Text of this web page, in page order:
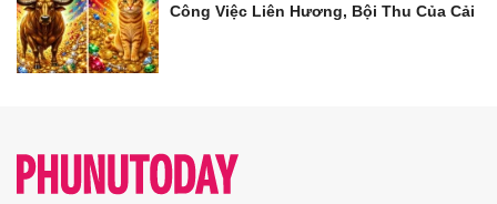
Công Việc Liên Hương, Bội Thu Của Cải